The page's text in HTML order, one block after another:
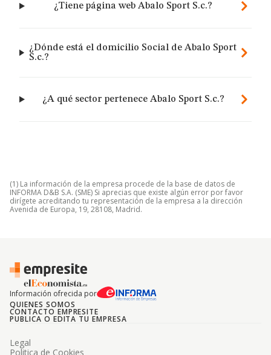
¿Tiene página web Abalo Sport S.c.?
¿Dónde está el domicilio Social de Abalo Sport
S.c.?
¿A qué sector pertenece Abalo Sport S.c.?
(1) La información de la empresa procede de la base de datos de
INFORMA D&B S.A. (SME) Si aprecias que existe algún error por favor
dirígete acreditando tu representación de la empresa a la dirección
Avenida de Europa, 19, 28108, Madrid.
Información ofrecida por
QUIENES SOMOS
CONTACTO EMPRESITE
PUBLICA O EDITA TU EMPRESA
Legal
Politica de Cookies